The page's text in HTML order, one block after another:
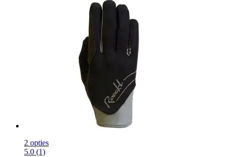
2 opties
5.0 (1)